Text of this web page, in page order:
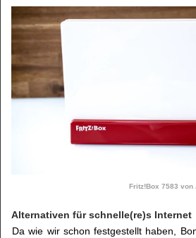
Fritz!Box 7583 von
Alternativen für schnelle(re)s Internet
Da wie wir schon festgestellt haben,